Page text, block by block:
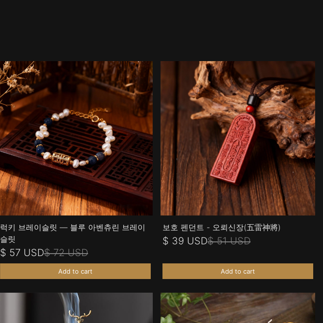
럭키 브레이슬릿 — 블루 아벤츄린 브레이
슬릿
$ 57 USD$ 72 USD
Add to cart
보호 펜던트 - 오뢰신장(五雷神將)
$ 39 USD$ 51 USD
Add to cart